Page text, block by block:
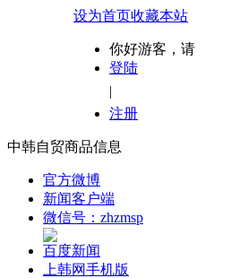
设为首页收藏本站
你好游客，请
登陆
|
注册
中韩自贸商品信息
官方微博
新闻客户端
微信号：zhzmsp
百度新闻
上韩网手机版